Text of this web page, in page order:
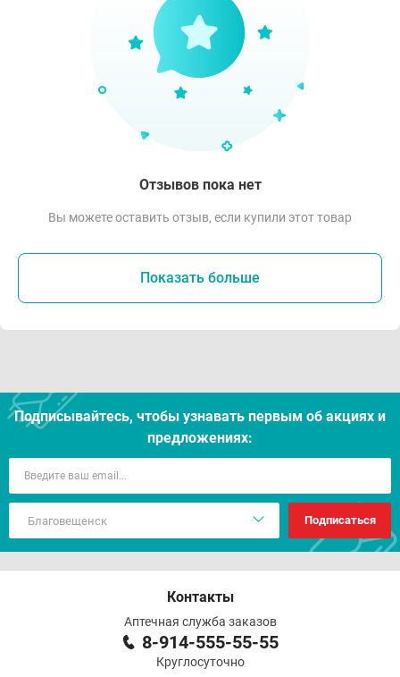
Отзывов пока нет
Вы можете оставить отзыв, если купили этот товар
Показать больше
Подписывайтесь, чтобы узнавать первым об акцияx и
предложениях:
Подписаться
Контакты
Аптечная служба заказов
8-914-555-55-55
Круглосуточно